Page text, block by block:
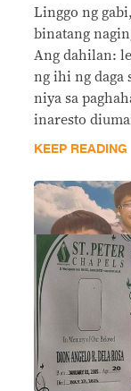
Linggo ng
binatang
Ang dahilan:
ng ihi ng daga
niya sa
inaresto
KEEP READING